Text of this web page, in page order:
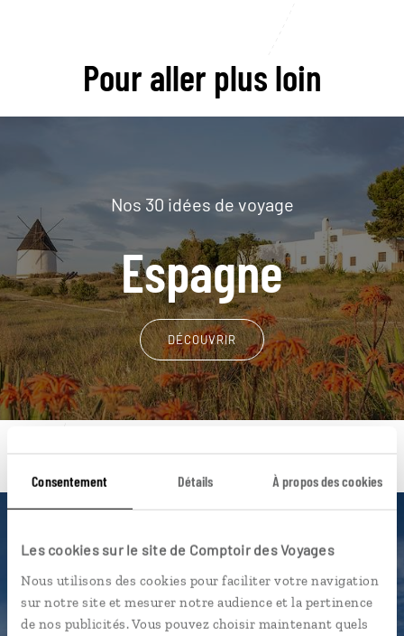
Consentement Détails À propos des cookies
Les cookies sur le site de Comptoir des Voyages
Nous utilisons des cookies pour faciliter votre navigation
sur notre site et mesurer notre audience et la pertinence
de nos publicités. Vous pouvez choisir maintenant quels
Pour aller plus loin
Nos 30 idées de voyage
Espagne
DÉCOUVRIR
Une envie de voyage
particulière ?